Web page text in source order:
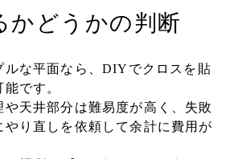
かどうかの判断
ルな平面なら、DIYでクロスを貼
です。
や天井部分は難易度が高く、失敗
やり直しを依頼して余計に費用が